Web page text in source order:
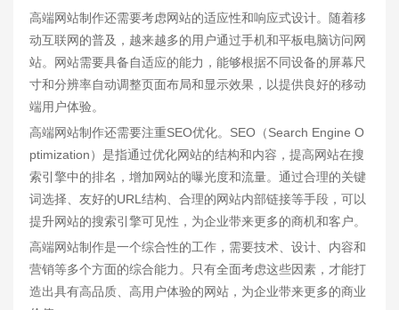
高端网站制作还需要考虑网站的适应性和响应式设计。随着移
动互联网的普及，越来越多的用户通过手机和平板电脑访问网
站。网站需要具备自适应的能力，能够根据不同设备的屏幕尺
寸和分辨率自动调整页面布局和显示效果，以提供良好的移动
端用户体验。
高端网站制作还需要注重SEO优化。SEO（Search Engine O
ptimization）是指通过优化网站的结构和内容，提高网站在搜
索引擎中的排名，增加网站的曝光度和流量。通过合理的关键
词选择、友好的URL结构、合理的网站内部链接等手段，可以
提升网站的搜索引擎可见性，为企业带来更多的商机和客户。
高端网站制作是一个综合性的工作，需要技术、设计、内容和
营销等多个方面的综合能力。只有全面考虑这些因素，才能打
造出具有高品质、高用户体验的网站，为企业带来更多的商业